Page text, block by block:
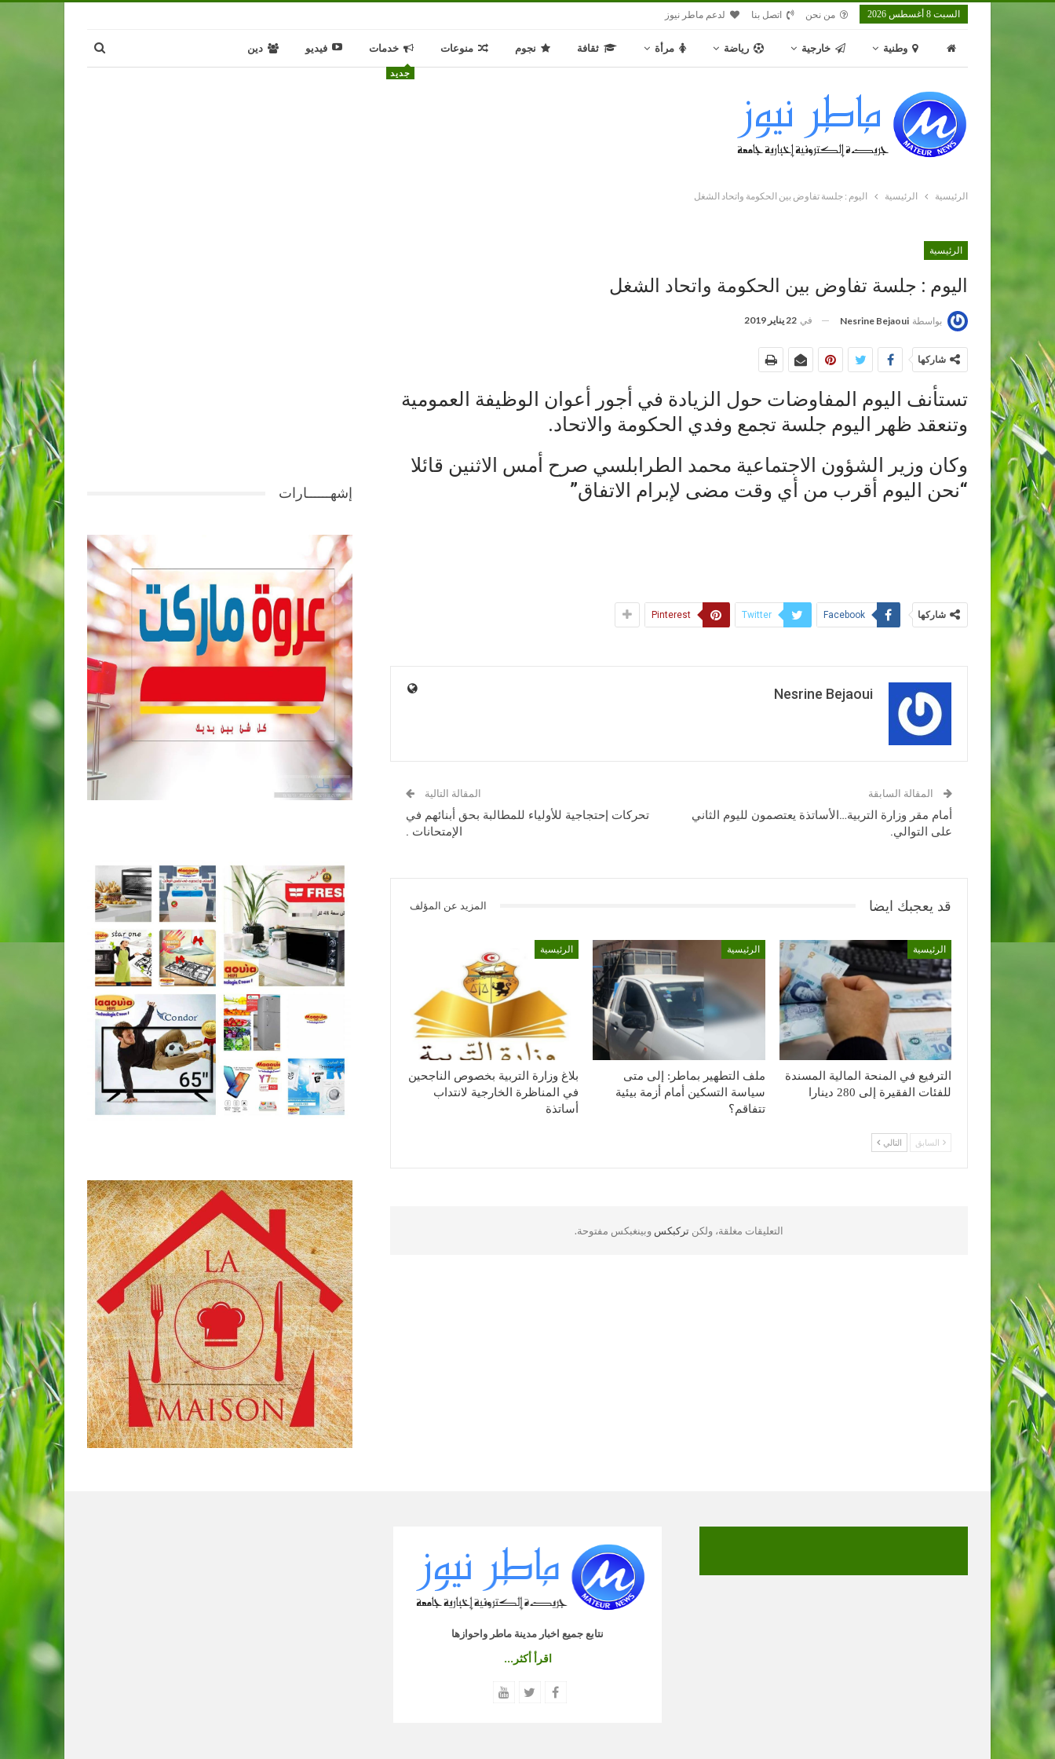
السبت 8 أغسطس 2026 من نحن اتصل بنا لدعم ماطر نيوز
وطنية خارجية رياضة مرأة ثقافة نجوم منوعات خدمات
جديد
فيديو دين
الرئيسية الرئيسية اليوم : جلسة تفاوض بين الحكومة واتحاد الشغل
الرئيسية
اليوم : جلسة تفاوض بين الحكومة واتحاد الشغل
بواسطة Nesrine Bejaoui في 22 يناير 2019
شاركها
تستأنف اليوم المفاوضات حول الزيادة في أجور أعوان الوظيفة العمومية
وتنعقد ظهر اليوم جلسة تجمع وفدي الحكومة والاتحاد.
وكان وزير الشؤون الاجتماعية محمد الطرابلسي صرح أمس الاثنين قائلا
“نحن اليوم أقرب من أي وقت مضى لإبرام الاتفاق”
شاركها Facebook
Twitter
Pinterest
Nesrine Bejaoui
المقالة السابقة
أمام مقر وزارة التربية…الأساتذة يعتصمون لليوم الثاني
على التوالي.
المقالة التالية
تحركات إحتجاجية للأولياء للمطالبة بحق أبنائهم في
الإمتحانات .
قد يعجبك ايضا المزيد عن المؤلف
الرئيسية
الترفيع في المنحة المالية المسندة
للفئات الفقيرة إلى 280 دينارا
الرئيسية
ملف التطهير بماطر: إلى متى
سياسة التسكين أمام أزمة بيئية
تتفاقم؟
الرئيسية
بلاغ وزارة التربية بخصوص الناجحين
في المناظرة الخارجية لانتداب
أساتذة
السابق التالي
التعليقات مغلقة، ولكن تركبكس وبينغبكس مفتوحة.
إشهــــــارات
نتابع جميع اخبار مدينة ماطر واحوازها
اقرأ أكثر...